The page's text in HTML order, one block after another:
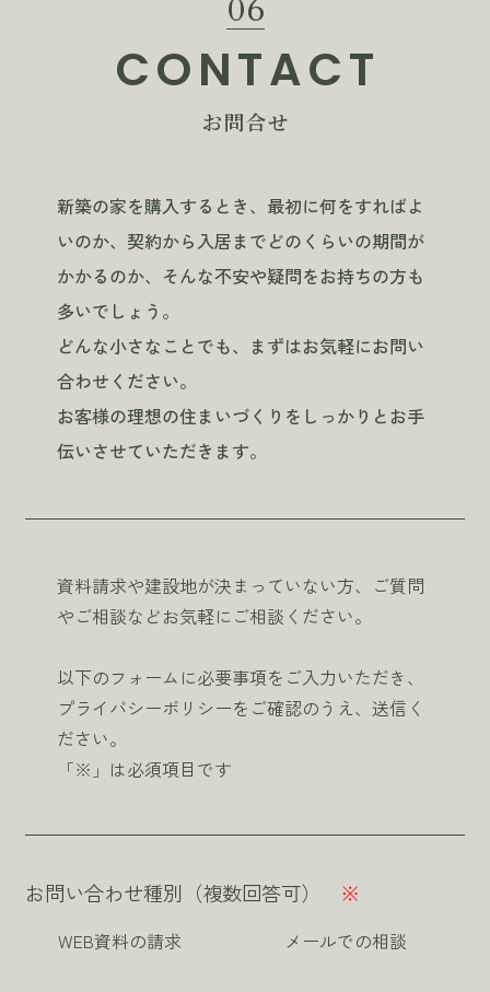
06
CONTACT
お問合せ
新築の家を購入するとき、最初に何をすればよ
いのか、契約から入居までどのくらいの期間が
かかるのか、そんな不安や疑問をお持ちの方も
多いでしょう。
どんな小さなことでも、まずはお気軽にお問い
合わせください。
お客様の理想の住まいづくりをしっかりとお手
伝いさせていただきます。
資料請求や建設地が決まっていない方、ご質問
やご相談などお気軽にご相談ください。
以下のフォームに必要事項をご入力いただき、
プライバシーポリシーをご確認のうえ、送信く
ださい。
「※」は必須項目です
お問い合わせ種別（複数回答可） ※
WEB資料の請求 メールでの相談